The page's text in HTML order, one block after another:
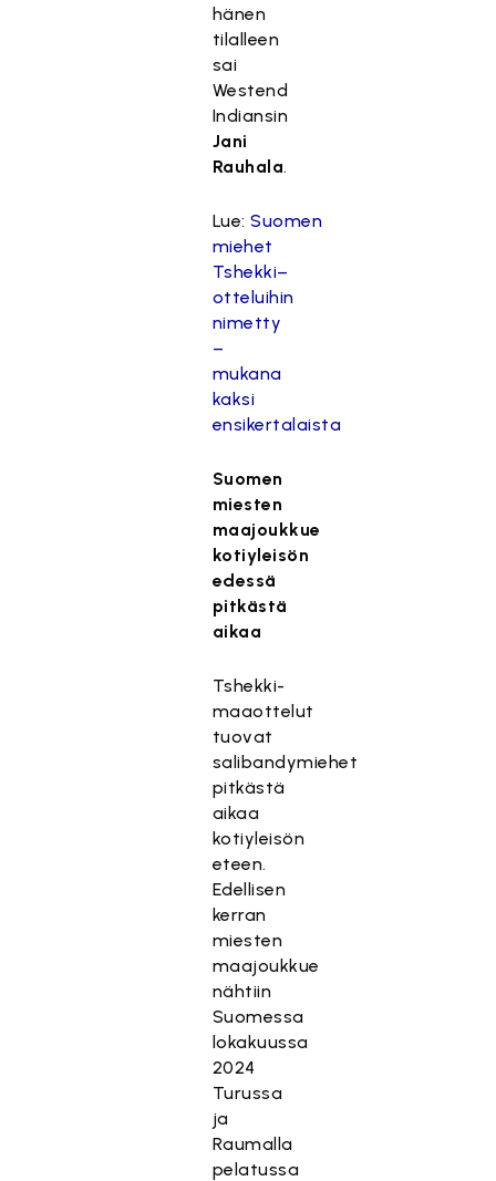
hänen
tilalleen
sai
Westend
Indiansin
Jani
Rauhala.
Lue:Suomen
miehet
Tshekki–
otteluihin
nimetty
–
mukana
kaksi
ensikertalaista
Suomen
miesten
maajoukkue
kotiyleisön
edessä
pitkästä
aikaa
Tshekki-
maaottelut
tuovat
salibandymiehet
pitkästä
aikaa
kotiyleisön
eteen.
Edellisen
kerran
miesten
maajoukkue
nähtiin
Suomessa
lokakuussa
2024
Turussa
ja
Raumalla
pelatussa